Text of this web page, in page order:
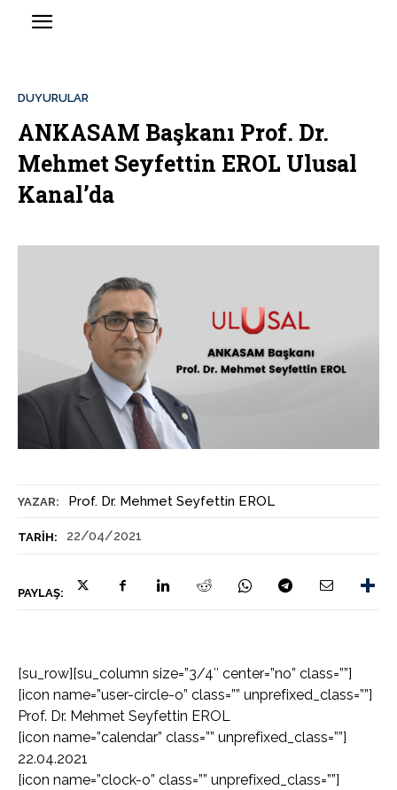
YAZAR: Prof. Dr. Mehmet Seyfettin EROL
TARIH: 22/04/2021
PAYLAŞ:
DUYURULAR
ANKASAM Başkanı Prof. Dr.
Mehmet Seyfettin EROL Ulusal
Kanal’da
[su_row][su_column size=”3/4″ center=”no” class=””]
[icon name=”user-circle-o” class=”” unprefixed_class=””]
Prof. Dr. Mehmet Seyfettin EROL
[icon name=”calendar” class=”” unprefixed_class=””]
22.04.2021
[icon name=”clock-o” class=”” unprefixed_class=””]